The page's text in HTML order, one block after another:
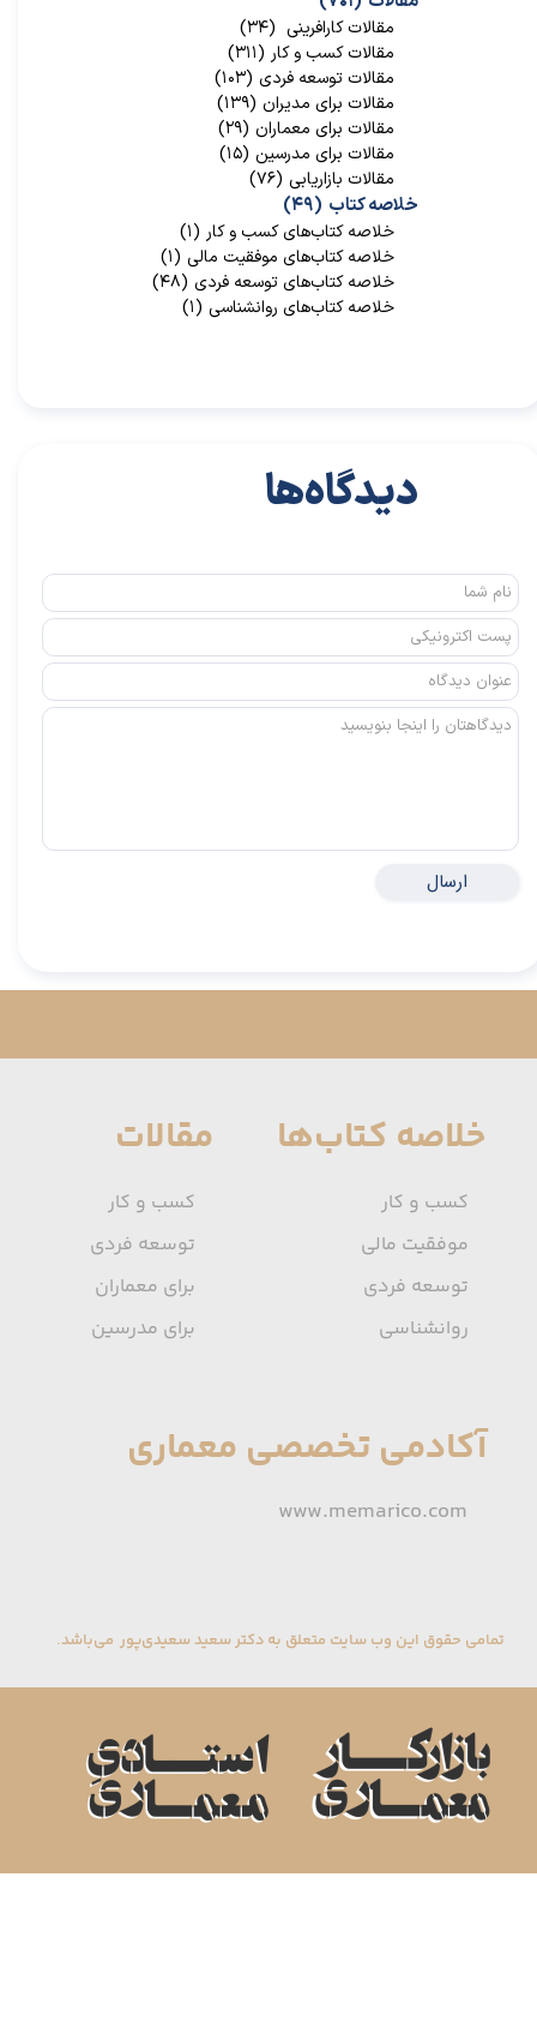
مقالات کارافرینی (۳۴)
مقالات کسب و کار (۳۱۱)
مقالات توسعه فردی (۱۰۳)
مقالات برای مدیران (۱۳۹)
مقالات برای معماران (۲۹)
مقالات برای مدرسین (۱۵)
مقالات بازاریابی (۷۶)
خلاصه کتاب (۴۹)
خلاصه کتاب‌‌های کسب و کار (۱)
خلاصه کتاب‌‌های موفقیت مالی (۱)
خلاصه کتاب‌های توسعه فردی (۴۸)
خلاصه کتاب‌های روانشناسی (۱)
ارسال
دیدگاه‌ها
خلاصه کتاب‌ها
کسب و کار
موفقیت مالی
توسعه فردی
روانشناسی
مقالات
آکادمی تخصصی معماری
www.memarico.com
تمامی حقوق این وب سایت متعلق به دکتر سعید سعیدی‌پور می‌باشد.
کسب و کار
توسعه فردی
برای معماران
برای مدرسین